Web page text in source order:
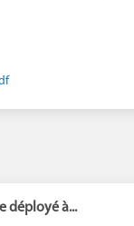
déployé à...